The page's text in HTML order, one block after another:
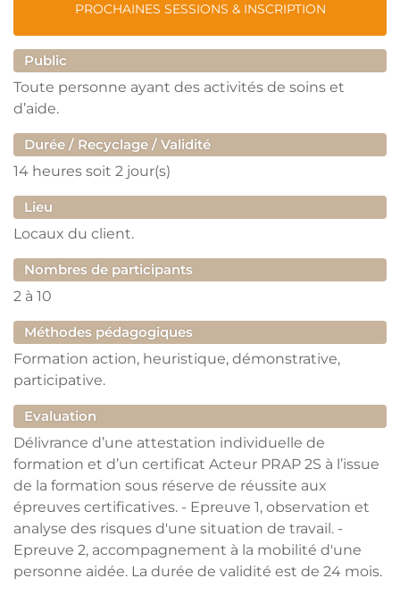
PROCHAINES SESSIONS & INSCRIPTION
Public
Toute personne ayant des activités de soins et
d’aide.
Durée / Recyclage / Validité
14 heures soit 2 jour(s)
Lieu
Locaux du client.
Nombres de participants
2 à 10
Méthodes pédagogiques
Formation action, heuristique, démonstrative,
participative.
Evaluation
Délivrance d’une attestation individuelle de
formation et d’un certificat Acteur PRAP 2S à l’issue
de la formation sous réserve de réussite aux
épreuves certificatives. - Epreuve 1, observation et
analyse des risques d'une situation de travail. -
Epreuve 2, accompagnement à la mobilité d'une
personne aidée. La durée de validité est de 24 mois.